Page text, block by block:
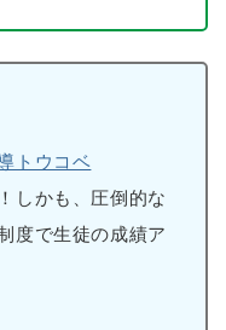
トウコベ
しかも、圧倒的な
度で生徒の成績ア